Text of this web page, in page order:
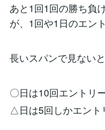
あと1回1回の勝ち負
が、1回や1日のエン
長いスパンで見ない
〇日は10回エントリ
△日は5回しかエント